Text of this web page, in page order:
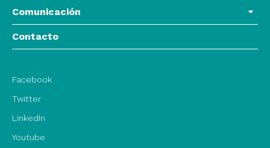
Comunicación
Contacto
Facebook
Twitter
LinkedIn
Youtube